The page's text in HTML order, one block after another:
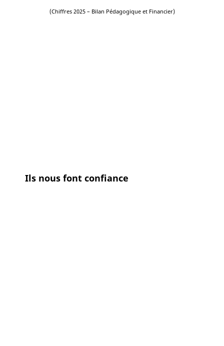
(Chiffres 2025 – Bilan Pédagogique et Financier)
Ils nous font confiance